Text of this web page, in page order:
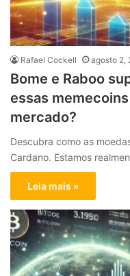
Rafael Cockell agosto 2,
Bome e Raboo
essas
mercado?
Descubra como as
Cardano. Estamos
Leia mais »